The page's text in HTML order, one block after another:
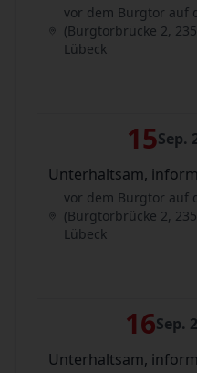
vor dem Burgtor auf
(Burgtorbrücke 2,
Lübeck
15Sep.
Unterhaltsam,
vor dem Burgtor auf
(Burgtorbrücke 2,
Lübeck
16Sep.
Unterhaltsam,